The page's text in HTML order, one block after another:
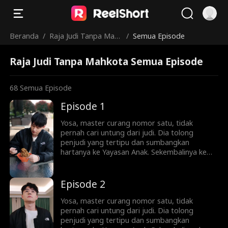
Beranda / Raja Judi Tanpa Mahk
/ Semua Episode
Raja Judi Tanpa Mahkota Semua Episode
68 Semua Episode
Episode 1
Yosa, master curang nomor satu, tidak
pernah cari untung dari judi. Dia tolong
penjudi yang tertipu dan sumbangkan
hartanya ke Yayasan Anak. Sekembalinya ke
kakak dibunuh Yovan, Yosa bangkit dan lawan
dia serta kakaknya, Juna. Mereka kabur ke
Hotel Salaya. Di sana, Yosa menang taruhan
nyawa lawan Pak Bima, rebut Biochip No. 1,
dan seret Yovan serta Juna ke jalur hukum.
Episode 2
Yosa, master curang nomor satu, tidak
pernah cari untung dari judi. Dia tolong
penjudi yang tertipu dan sumbangkan